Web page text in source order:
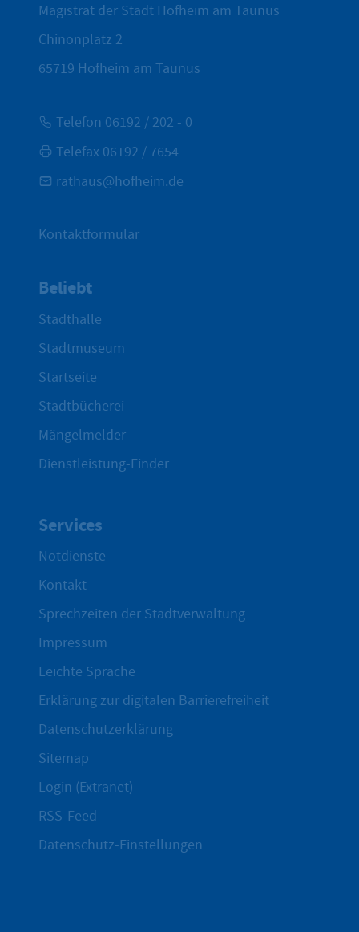
Magistrat der Stadt Hofheim am Taunus
Chinonplatz 2
65719 Hofheim am Taunus
Telefon 06192 / 202 - 0
Telefax 06192 / 7654
rathaus@hofheim.de
Kontaktformular
Beliebt
Stadthalle
Stadtmuseum
Startseite
Stadtbücherei
Mängelmelder
Dienstleistung-Finder
Services
Notdienste
Kontakt
Sprechzeiten der Stadtverwaltung
Impressum
Leichte Sprache
Erklärung zur digitalen Barrierefreiheit
Datenschutzerklärung
Sitemap
Login (Extranet)
RSS-Feed
Datenschutz-Einstellungen